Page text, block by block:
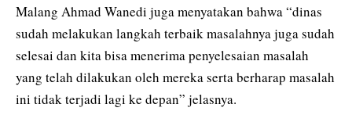
Malang Ahmad Wanedi juga menyatakan bahwa “dinas
sudah melakukan langkah terbaik masalahnya juga sudah
selesai dan kita bisa menerima penyelesaian masalah
yang telah dilakukan oleh mereka serta berharap masalah
ini tidak terjadi lagi ke depan” jelasnya.